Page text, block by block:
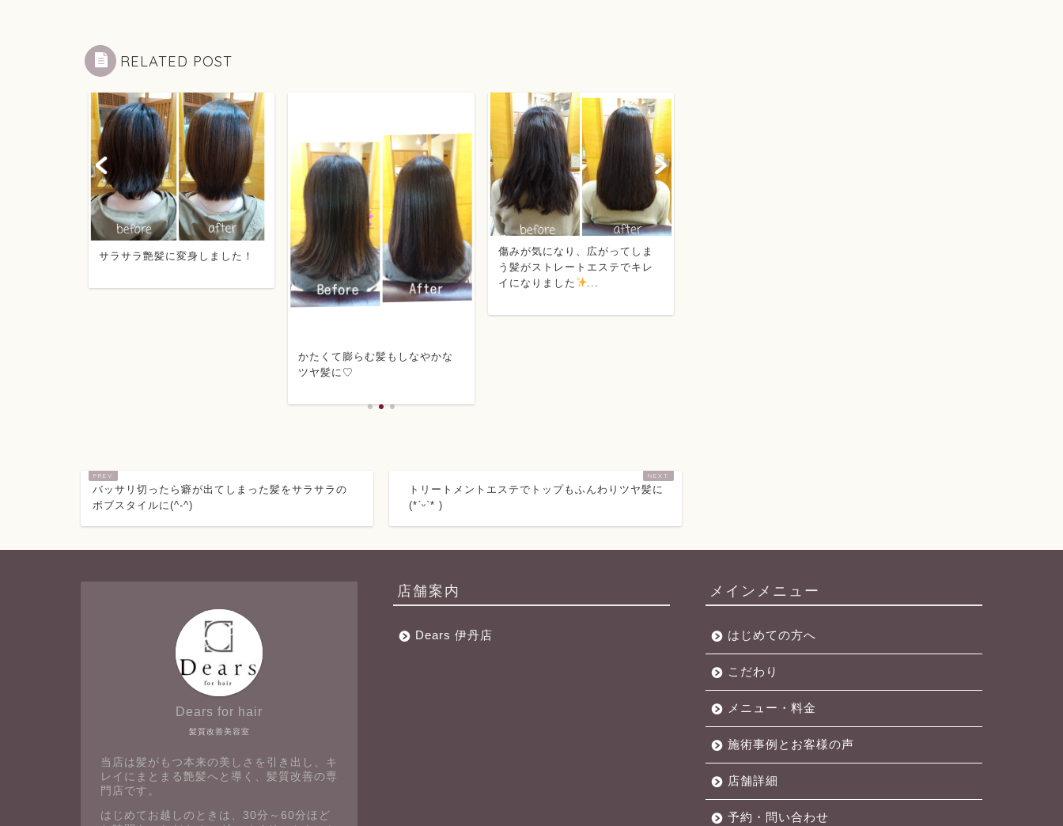
RELATED POST
サラサラ艶髪に変身しました！
かたくて膨らむ髪もしなやかな
ツヤ髪に♡
傷みが気になり、広がってしま
う髪がストレートエステでキレ
イになりました
...
バッサリ切ったら癖が出てしまった髪をサラサラの
ボブスタイルに(^-^)
トリートメントエステでトップもふんわりツヤ髪に‪
(*ˊᵕˋ* )
髪質改善美容室
Dears for hair
当店は髪がもつ本来の美しさを引き出し、キ
レイにまとまる艶髪へと導く、髪質改善の専
門店です。
はじめてお越しのときは、30分～60分ほど
店舗案内
Dears 伊丹店
メインメニュー
はじめての方へ
こだわり
メニュー・料金
施術事例とお客様の声
店舗詳細
予約・問い合わせ